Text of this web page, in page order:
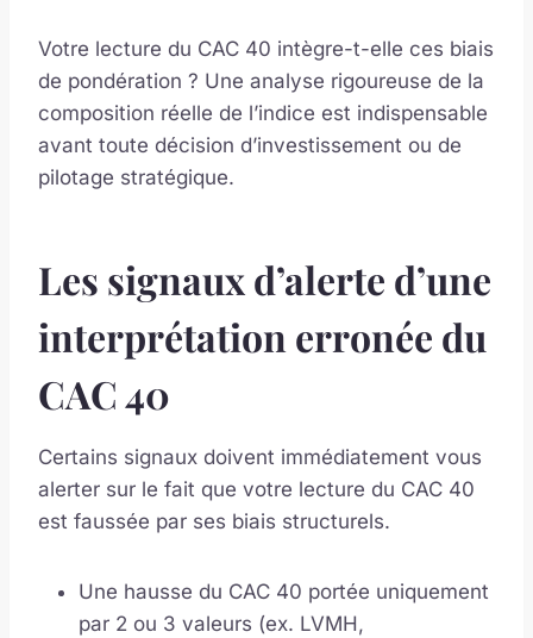
Votre lecture du CAC 40 intègre-t-elle ces biais
de pondération ? Une analyse rigoureuse de la
composition réelle de l’indice est indispensable
avant toute décision d’investissement ou de
pilotage stratégique.
Les signaux d’alerte d’une
interprétation erronée du
CAC 40
Certains signaux doivent immédiatement vous
alerter sur le fait que votre lecture du CAC 40
est faussée par ses biais structurels.
Une hausse du CAC 40 portée uniquement
par 2 ou 3 valeurs (ex. LVMH,